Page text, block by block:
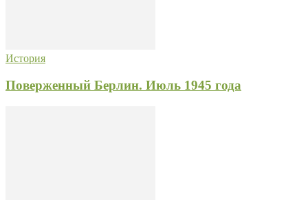
История
Поверженный Берлин. Июль 1945 года